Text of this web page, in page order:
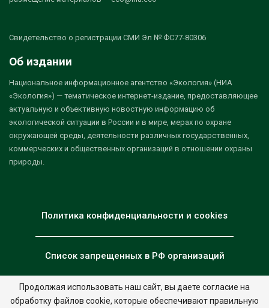
Свидетельство о регистрации СМИ Эл № ФС77-80306
Об издании
Национальное информационное агентство «Экология» (НИА
«Экология») — тематическое интернет-издание, предоставляющее
актуальную и объективную новостную информацию об
экологической ситуации в России и в мире, мерах по охране
окружающей среды, деятельности различных государственных,
коммерческих и общественных организаций в отношении охраны
природы.
Политика конфиденциальности и cookies
Список запрещенных в РФ организаций
© 2026 - НИА "Экология". Все права защищены. Дизайн:nia.eco
Продолжая использовать наш сайт, вы даете согласие на
обработку файлов cookie, которые обеспечивают правильную